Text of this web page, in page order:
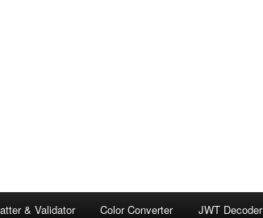
& Validator Color Converter JWT Decoder